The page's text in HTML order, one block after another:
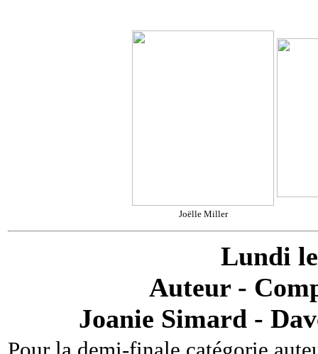
Joëlle Miller
Lundi
Auteur -
Joanie Simard -